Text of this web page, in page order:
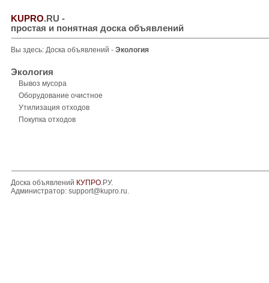
KUPRO.RU -
простая и понятная доска объявлений
Вы здесь: Доска объявлений - Экология
Экология
Вывоз мусора
Оборудование очистное
Утилизация отходов
Покупка отходов
Доска объявлений КУПРО.РУ.
Администратор: support@kupro.ru.